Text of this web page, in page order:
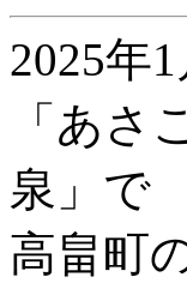
2025年
「あさ
泉」で
高畠町